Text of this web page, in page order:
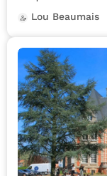
Lou Beaumais